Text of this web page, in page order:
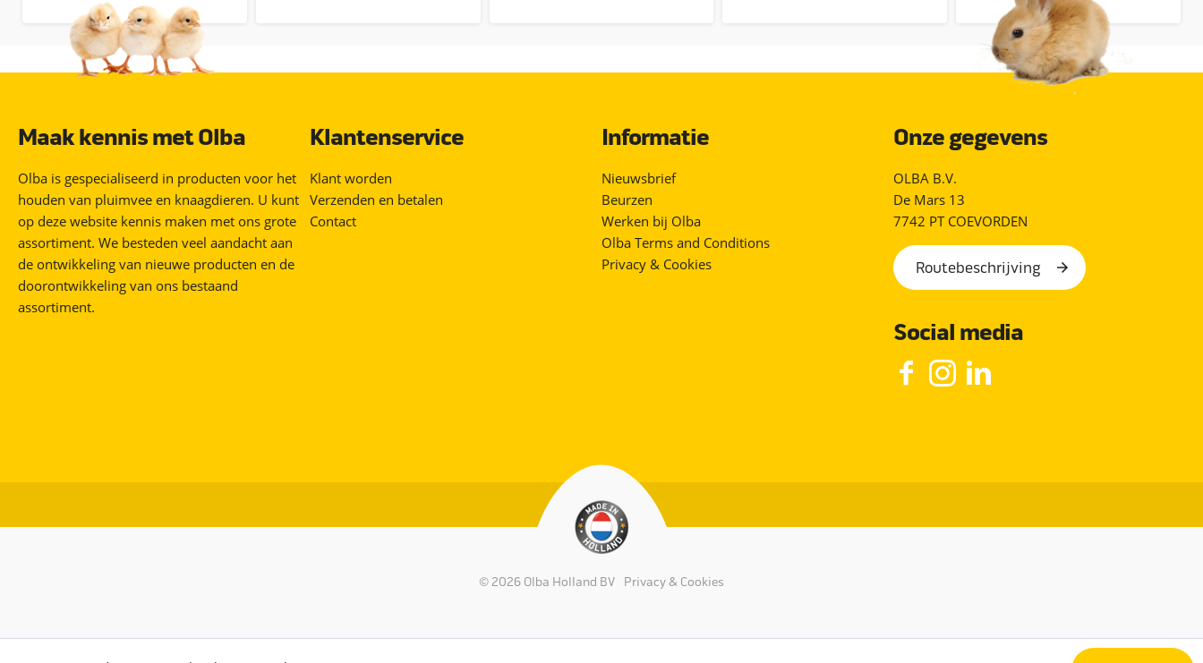
Maak kennis met Olba
Olba is gespecialiseerd in producten voor het
houden van pluimvee en knaagdieren. U kunt
op deze website kennis maken met ons grote
assortiment. We besteden veel aandacht aan
de ontwikkeling van nieuwe producten en de
doorontwikkeling van ons bestaand
assortiment.
Klantenservice
Klant worden
Verzenden en betalen
Contact
Informatie
Nieuwsbrief
Beurzen
Werken bij Olba
Olba Terms and Conditions
Privacy & Cookies
Onze gegevens
OLBA B.V.
De Mars 13
7742 PT COEVORDEN
Routebeschrijving
Social media
© 2026 Olba Holland BV Privacy & Cookies